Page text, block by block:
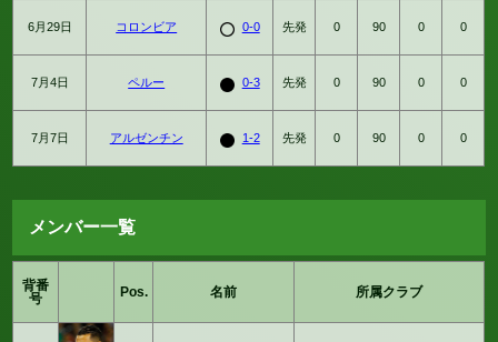
6月29日 コロンビア 0-0 先発 0 90 0 0
7月4日 ペルー 0-3 先発 0 90 0 0
7月7日 アルゼンチン 1-2 先発 0 90 0 0
メンバー一覧
背番
号
Pos. 名前 所属クラブ